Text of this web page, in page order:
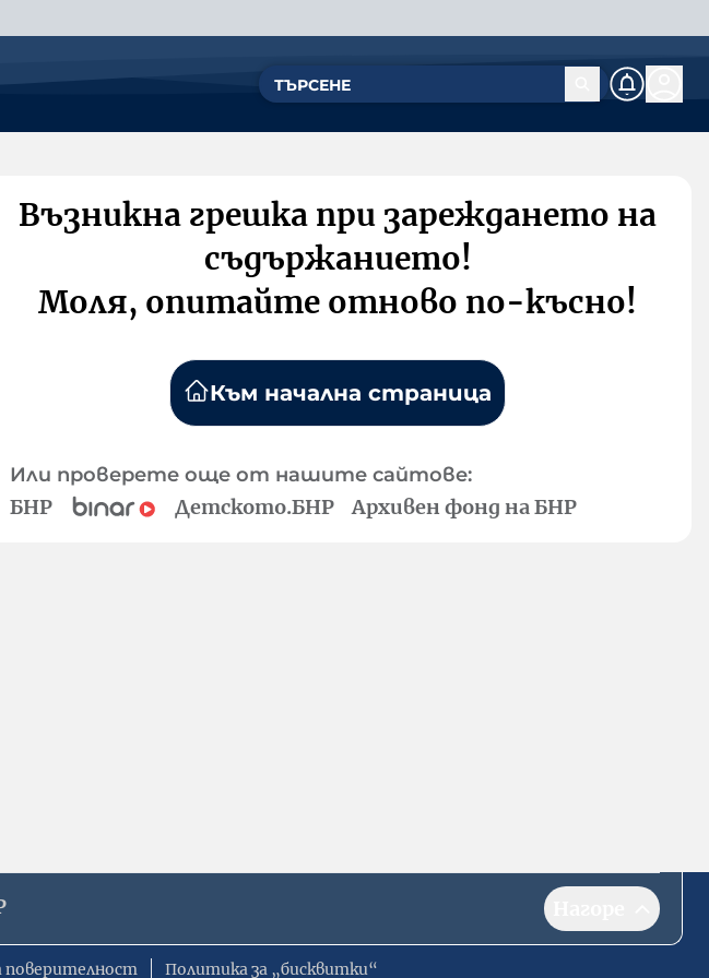
Възникна грешка при зареждането на
съдържанието!
Моля, опитайте отново по-късно!
Към начална страница
Или проверете още от нашите сайтове:
БНР Детското.БНР Архивен фонд на БНР
поверителност Политика за „бисквитки“